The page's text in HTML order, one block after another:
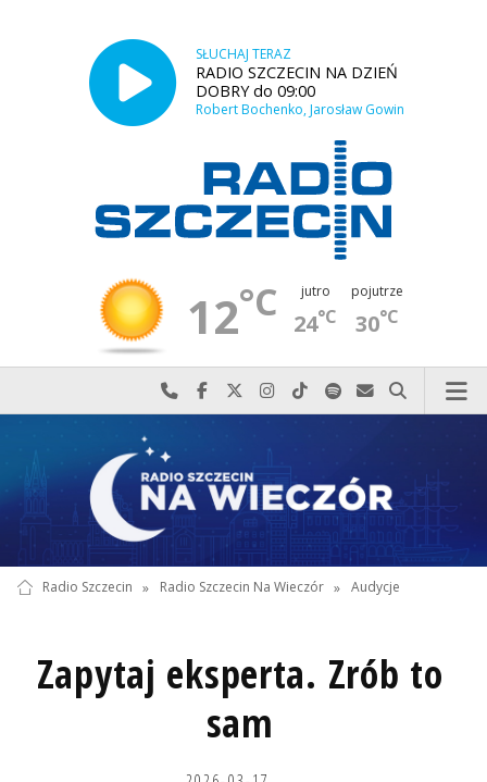
SŁUCHAJ TERAZ
RADIO SZCZECIN NA DZIEŃ
DOBRY do 09:00
Robert Bochenko, Jarosław Gowin
12°C jutro
24°C
pojutrze
30°C
Najlepiej po prostu do nas zadzwoń
Odwiedź nas na Facebook-u
Odwiedź nas na X
Odwiedź nas na Instagram-ie
Odwiedź nas na TikTok-u
Szukaj nas na Spotify
Wyślij do nas
Szukaj
Radio Szczecin » Radio Szczecin Na Wieczór » Audycje
Zapytaj eksperta. Zrób to
sam